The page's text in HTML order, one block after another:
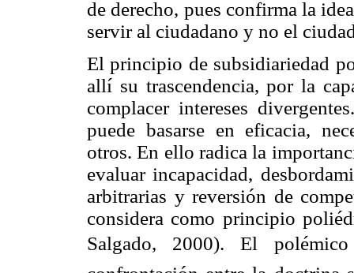
de derecho, pues confirma la
servir al ciudadano y no el
El principio de subsidiariedad
allí su trascendencia, por la
complacer intereses
puede basarse en eficacia,
otros. En ello radica la
evaluar incapacidad,
arbitrarias y reversión de
considera como principio
Salgado, 2000). El